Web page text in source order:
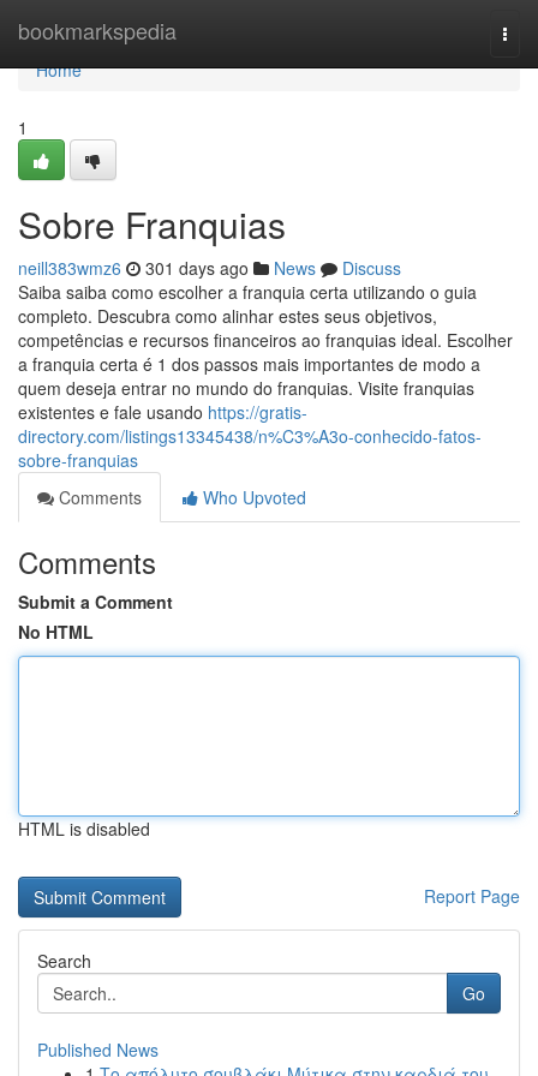
bookmarkspedia
Home
Home
1
Sobre Franquias
neill383wmz6 301 days ago News
Discuss
Saiba saiba como escolher a franquia certa utilizando o guia
completo. Descubra como alinhar estes seus objetivos,
competências e recursos financeiros ao franquias ideal. Escolher
a franquia certa é 1 dos passos mais importantes de modo a
quem deseja entrar no mundo do franquias. Visite franquias
existentes e fale usando https://gratis-
directory.com/listings13345438/n%C3%A3o-conhecido-fatos-
sobre-franquias
Comments
Who Upvoted
Comments
Submit a Comment
No HTML
HTML is disabled
Report Page
Search
Go
Published News